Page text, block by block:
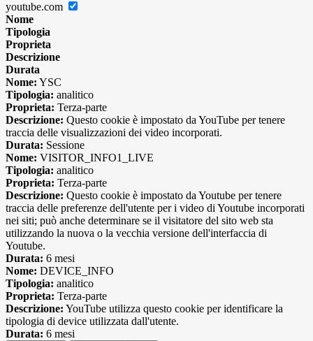
youtube.com
Nome
Tipologia
Proprieta
Descrizione
Durata
Nome: YSC
Tipologia: analitico
Proprieta: Terza-parte
Descrizione: Questo cookie è impostato da YouTube per tenere
traccia delle visualizzazioni dei video incorporati.
Durata: Sessione
Nome: VISITOR_INFO1_LIVE
Tipologia: analitico
Proprieta: Terza-parte
Descrizione: Questo cookie è impostato da Youtube per tenere
traccia delle preferenze dell'utente per i video di Youtube incorporati
nei siti; può anche determinare se il visitatore del sito web sta
utilizzando la nuova o la vecchia versione dell'interfaccia di
Youtube.
Durata: 6 mesi
Nome: DEVICE_INFO
Tipologia: analitico
Proprieta: Terza-parte
Descrizione: YouTube utilizza questo cookie per identificare la
tipologia di device utilizzata dall'utente.
Durata: 6 mesi